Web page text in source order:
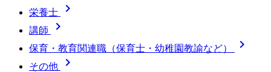
栄養士 
講師 
保育・教育関連職（保育士・幼稚園教諭など） 
その他
